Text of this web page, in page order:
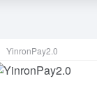
YinronPay2.0